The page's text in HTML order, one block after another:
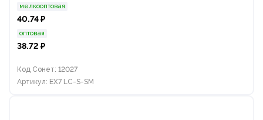
мелкооптовая
40.74 ₽
оптовая
38.72 ₽
Код Сонет: 12027
Артикул: EX7 LC-S-SM